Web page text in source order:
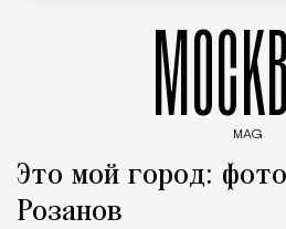
MAG
Это мой город:
Розанов